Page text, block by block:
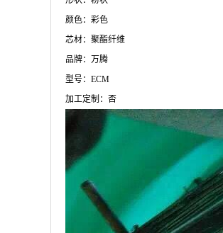
颜色：彩色
芯材：聚酯纤维
品牌：万腾
型号：ECM
加工定制：否